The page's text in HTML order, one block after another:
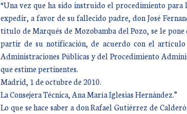
“Una vez que ha sido instruido el procedimiento
expedir, a favor de su fallecido padre, don José
título de Marqués de Mozobamba del Pozo, se le
partir de su notificación, de acuerdo con el
Administraciones Públicas y del Procedimiento
que estime pertinentes.
Madrid, 1 de octubre de 2010.
La Consejera Técnica, Ana María Iglesias Hernández.”
Lo que se hace saber a don Rafael Gutiérrez de